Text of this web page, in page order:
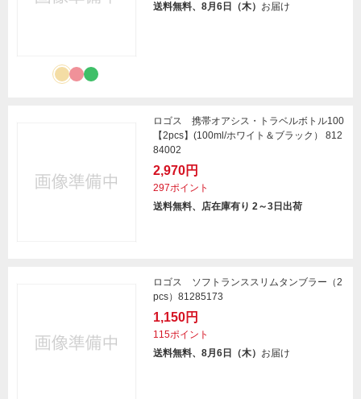
送料無料、8月6日（木） お届け
ロゴス 携帯オアシス・トラベルボトル100
【2pcs】(100ml/ホワイト＆ブラック） 812
84002
2,970円
297ポイント
送料無料、店在庫有り 2～3日出荷
ロゴス ソフトランススリムタンブラー（2
pcs）81285173
1,150円
115ポイント
送料無料、8月6日（木） お届け